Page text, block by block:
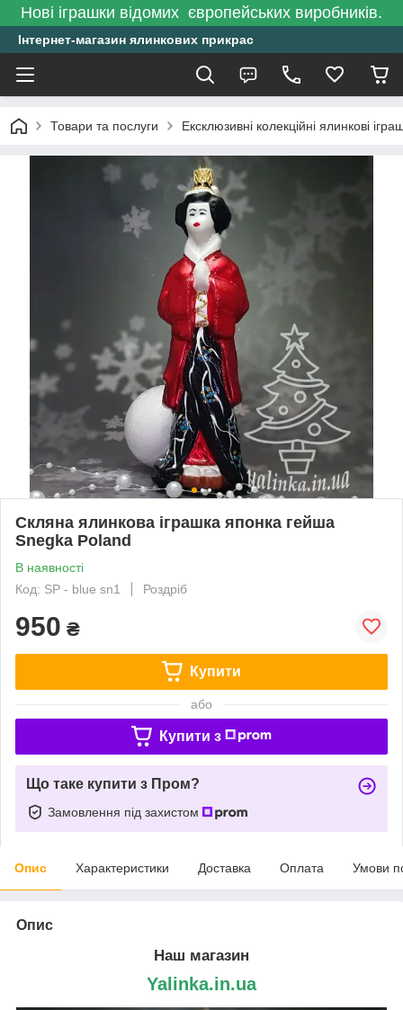
Нові іграшки відомих європейських виробників.
Інтернет-магазин ялинкових прикрас
Товари та послуги Ексклюзивні колекційні ялинкові
Скляна ялинкова іграшка японка гейша
Snegka Poland
В наявності
Код: SP - blue sn1
Роздріб
950 ₴
Купити
або
Купити з
Що таке купити з Пром?
Замовлення під захистом
Опис Характеристики Доставка Оплата Умови
Опис
Наш магазин
Yalinka.in.ua